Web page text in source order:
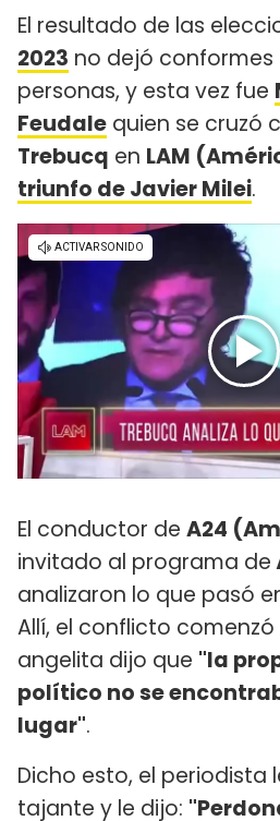
El resultado de las
2023 no dejó conformes
personas, y esta vez fue
Feudale quien se cruzó
Trebucq en LAM
triunfo de Javier Milei.
El conductor de A24
invitado al programa de
analizaron lo que pasó
Allí, el conflicto
angelita dijo que "la
político no se
lugar".
Dicho esto, el periodista
tajante y le dijo: